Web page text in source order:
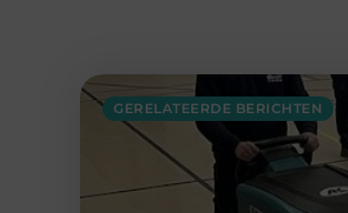
GERELATEERDE BERICHTEN